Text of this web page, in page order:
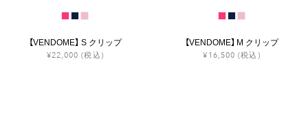
【VENDOME】 S クリップ
¥22,000 (税込)
【VENDOME】 M クリップ
¥16,500 (税込)